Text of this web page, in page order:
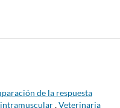
de la respuesta
intramuscular,Veterinaria